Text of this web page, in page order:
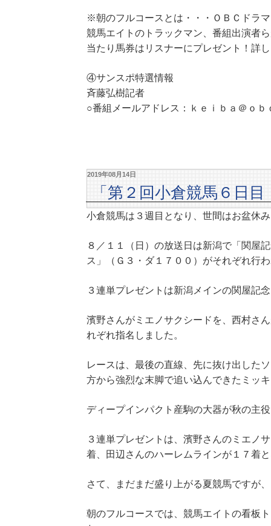
※朝のフルコースとは・・・ＯＢＣドラ
競馬エイトのトラックマン、番組出演者
当たり馬券はリスナーにプレゼント！詳
④サンスポ特選情報
斉藤弘樹記者
○番組メールアドレス：ｋｅｉｂａ＠ｏｂ
2019年08月14日
「第２回小倉競馬６日
小倉競馬は３週目となり、世間はお盆休
８／１１（日）の放送日は新潟で「関屋
ス」（Ｇ３・ダ１７００）がそれぞれ行
３連単プレゼントは新潟メインの関屋記
濱野さんがミエノサクシードを、西村さ
れぞれ指名しました。
レースは、最後の直線、先に抜け出した
方から強烈な末脚で追い込んできたミッ
ディープインパクト産駒の大器が秋の主
３連単プレゼントは、濱野さんのミエノ
着、田辺さんのハーレムラインが１７着
さて、まだまだ盛り上がる夏競馬ですが
朝のフルコースでは、競馬エイトの看板